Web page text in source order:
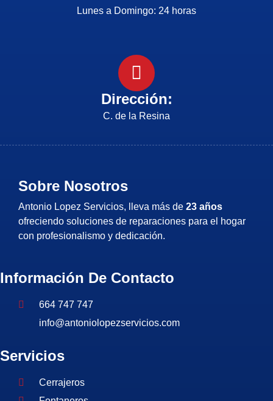
Lunes a Domingo: 24 horas
Dirección:
C. de la Resina
Sobre Nosotros
Antonio Lopez Servicios, lleva más de 23 años
ofreciendo soluciones de reparaciones para el hogar
con profesionalismo y dedicación.
Información De Contacto
664 747 747
info@antoniolopezservicios.com
Servicios
Cerrajeros